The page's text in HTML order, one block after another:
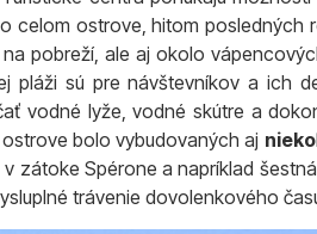
celom ostrove, hitom posledných
pobreží, ale aj okolo
pláži sú pre návštevníkov a ich
vodné lyže, vodné skútre a
ostrove bolo vybudovaných aj
zátoke Spérone a napríklad
trávenie dovolenkového